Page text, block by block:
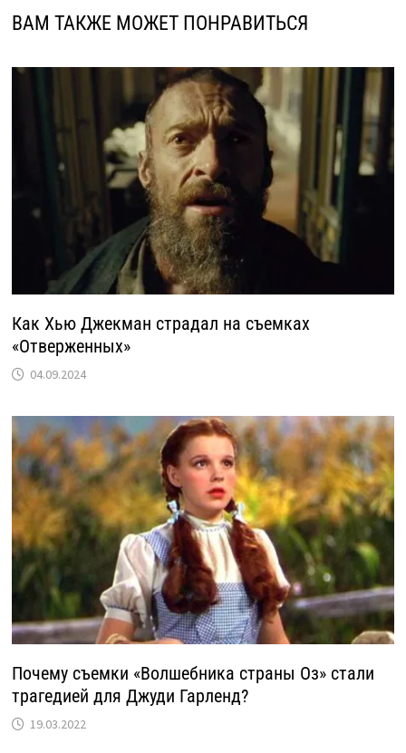
ВАМ ТАКЖЕ МОЖЕТ ПОНРАВИТЬСЯ
Как Хью Джекман страдал на съемках
«Отверженных»
04.09.2024
Почему съемки «Волшебника страны Оз» стали
трагедией для Джуди Гарленд?
19.03.2022